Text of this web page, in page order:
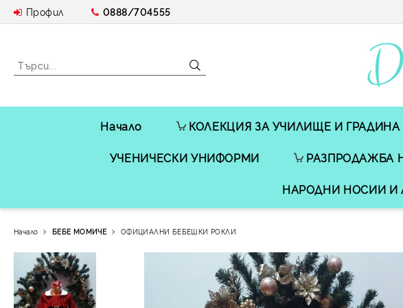
Профил 0888/704555
Начало КОЛЕКЦИЯ ЗА УЧИЛИЩЕ И ГРАДИНА
УЧЕНИЧЕСКИ УНИФОРМИ РАЗПРОДАЖБА
НАРОДНИ НОСИИ И
Начало БЕБЕ МОМИЧЕ ОФИЦИАЛНИ БЕБЕШКИ РОКЛИ